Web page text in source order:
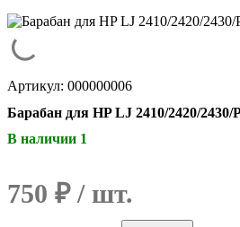
Артикул: 000000006
Барабан для HP LJ 2410/2420/2430/
В наличии 1
750 ₽